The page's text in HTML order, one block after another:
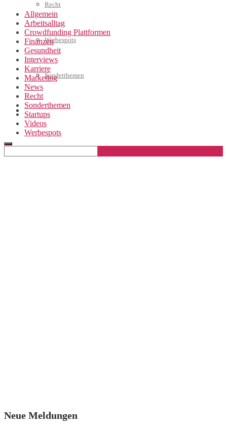
Recht
Werbespots
Sonderthemen
Geschäftskonto eröffnen
Allgemein
Arbeitsalltag
Crowdfunding Plattformen
Finanzen
Gesundheit
Interviews
Karriere
Marketing
News
Recht
Sonderthemen
Startups
Videos
Werbespots
Neue Meldungen